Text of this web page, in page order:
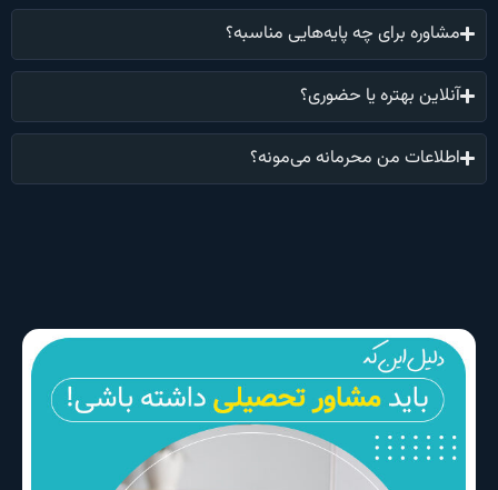
مشاوره برای چه پایه‌هایی مناسبه؟
آنلاین بهتره یا حضوری؟
اطلاعات من محرمانه می‌مونه؟